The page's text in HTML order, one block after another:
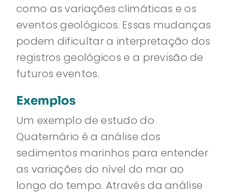
como as variações climáticas e os
eventos geológicos. Essas mudanças
podem dificultar a interpretação dos
registros geológicos e a previsão de
futuros eventos.
Exemplos
Um exemplo de estudo do
Quaternário é a análise dos
sedimentos marinhos para entender
as variações do nível do mar ao
longo do tempo. Através da análise